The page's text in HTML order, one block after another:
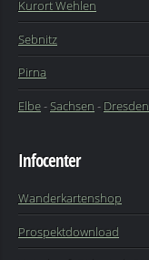
Kurort Wehlen
Sebnitz
Pirna
Elbe-Sachsen - Dresden
Infocenter
Wanderkartenshop
Prospektdownload